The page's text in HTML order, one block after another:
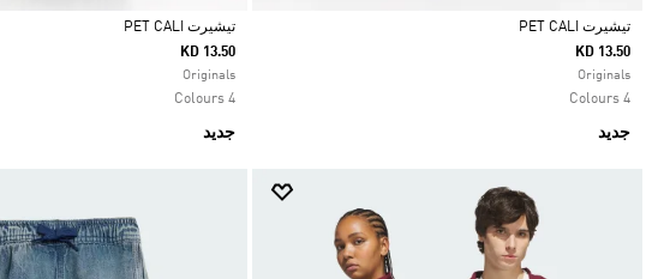
Selected
تيشيرت PET CALI
KD 13.50
Originals
4 Colours
جديد
Selected
تيشيرت PET CALI
KD 13.50
Originals
4 Colours
جديد